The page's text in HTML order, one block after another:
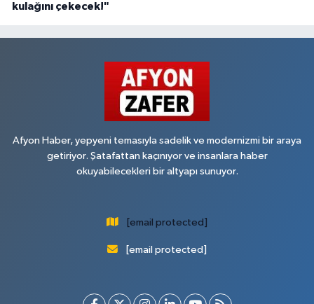
kulağını çekecek!"
Afyon Haber, yepyeni temasıyla sadelik ve modernizmi bir araya
getiriyor. Şatafattan kaçınıyor ve insanlara haber
okuyabilecekleri bir altyapı sunuyor.
[email protected]
[email protected]